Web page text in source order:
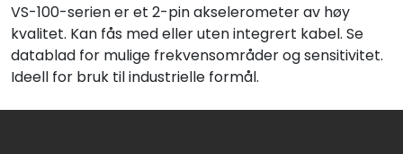
VS-100-serien er et 2-pin akselerometer av høy
kvalitet. Kan fås med eller uten integrert kabel. Se
datablad for mulige frekvensområder og sensitivitet.
Ideell for bruk til industrielle formål.